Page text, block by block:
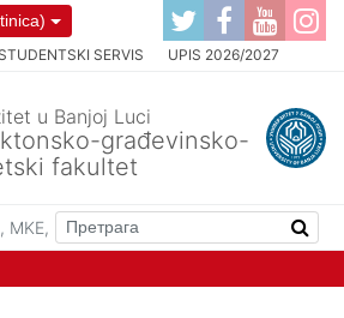
STUDENTSKI SERVIS UPIS 2026/2027
u Banjoj Luci
građevinsko-
fakultet
MKE, DAK - termin konsultacija